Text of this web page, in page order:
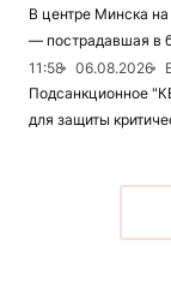
В центре Минска
— пострадавшая в
11:58
06.08.2026
Подсанкционное
для защиты